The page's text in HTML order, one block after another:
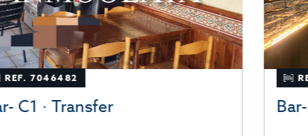
Bar- C1 · Transfer